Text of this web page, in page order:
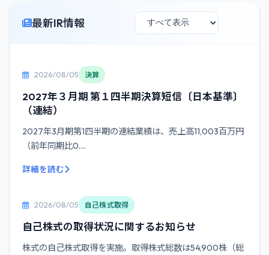
最新IR情報
2026/08/05 決算
2027年３月期 第１四半期決算短信〔日本基準〕
（連結）
2027年3月期第1四半期の連結業績は、売上高11,003百万円
（前年同期比0....
詳細を読む
2026/08/05 自己株式取得
自己株式の取得状況に関するお知らせ
株式の自己株式取得を実施。取得株式総数は54,900株（総